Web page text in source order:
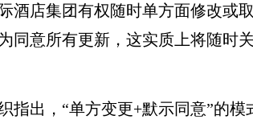
酒店集团有权随时单方面修改或
同意所有更新，这实质上将随时
出，“单方变更+默示同意”的模